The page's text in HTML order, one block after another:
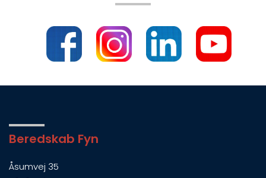
Beredskab Fyn
Åsumvej 35